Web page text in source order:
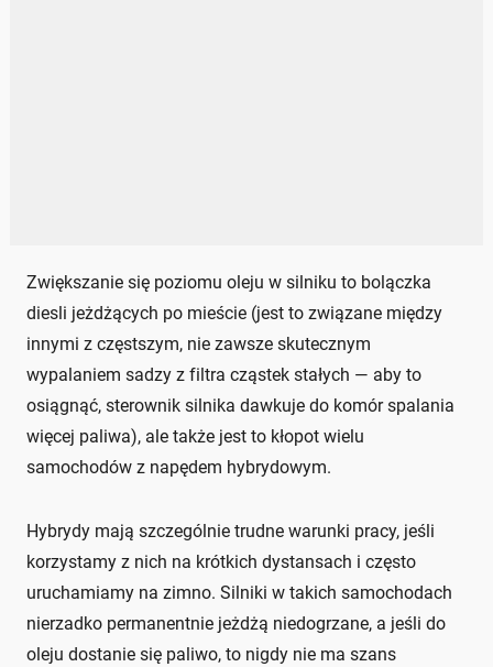
Zwiększanie się poziomu oleju w silniku to bolączka
diesli jeżdżących po mieście (jest to związane między
innymi z częstszym, nie zawsze skutecznym
wypalaniem sadzy z filtra cząstek stałych — aby to
osiągnąć, sterownik silnika dawkuje do komór spalania
więcej paliwa), ale także jest to kłopot wielu
samochodów z napędem hybrydowym.
Hybrydy mają szczególnie trudne warunki pracy, jeśli
korzystamy z nich na krótkich dystansach i często
uruchamiamy na zimno. Silniki w takich samochodach
nierzadko permanentnie jeżdżą niedogrzane, a jeśli do
oleju dostanie się paliwo, to nigdy nie ma szans